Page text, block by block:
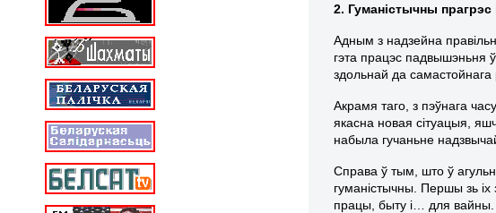
2. Гуманістычны прагрэс
Адным з надзейна
гэта працэс падвышэньня
здольнай да самастойнага
Акрамя таго, з пэўнага
якасна новая сітуацыя,
набыла гучаньне
Справа ў тым, што ў
гуманістычны. Першы зь іх
працы, быту і… для вайны.